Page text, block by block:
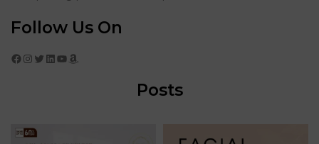
Follow Us On
Facebook Instagram Twitter LinkedIn YouTube Amazon
Posts